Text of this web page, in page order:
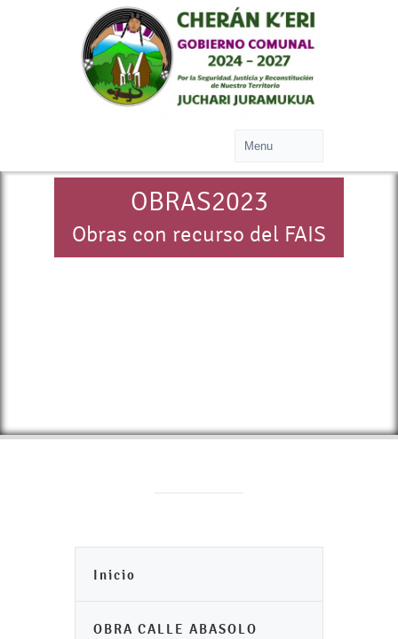
OBRAS2023
Obras con recurso del FAIS
Inicio
OBRA CALLE ABASOLO